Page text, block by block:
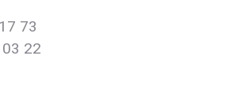
73
22